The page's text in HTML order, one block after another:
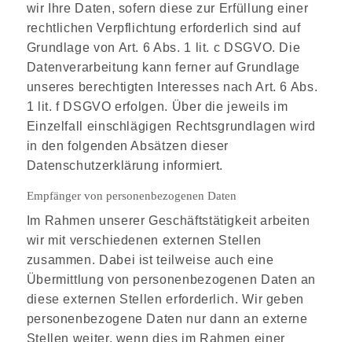
wir Ihre Daten, sofern diese zur Erfüllung einer
rechtlichen Verpflichtung erforderlich sind auf
Grundlage von Art. 6 Abs. 1 lit. c DSGVO. Die
Datenverarbeitung kann ferner auf Grundlage
unseres berechtigten Interesses nach Art. 6 Abs.
1 lit. f DSGVO erfolgen. Über die jeweils im
Einzelfall einschlägigen Rechtsgrundlagen wird
in den folgenden Absätzen dieser
Datenschutzerklärung informiert.
Empfänger von personenbezogenen Daten
Im Rahmen unserer Geschäftstätigkeit arbeiten
wir mit verschiedenen externen Stellen
zusammen. Dabei ist teilweise auch eine
Übermittlung von personenbezogenen Daten an
diese externen Stellen erforderlich. Wir geben
personenbezogene Daten nur dann an externe
Stellen weiter, wenn dies im Rahmen einer